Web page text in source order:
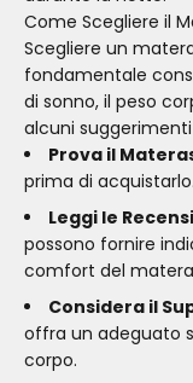
Come Scegliere il
Scegliere un
fondamentale
di sonno, il peso
alcuni
Prova il
prima di
Leggi le
possono fornire
comfort del
Considera il
offra un adeguato
corpo.